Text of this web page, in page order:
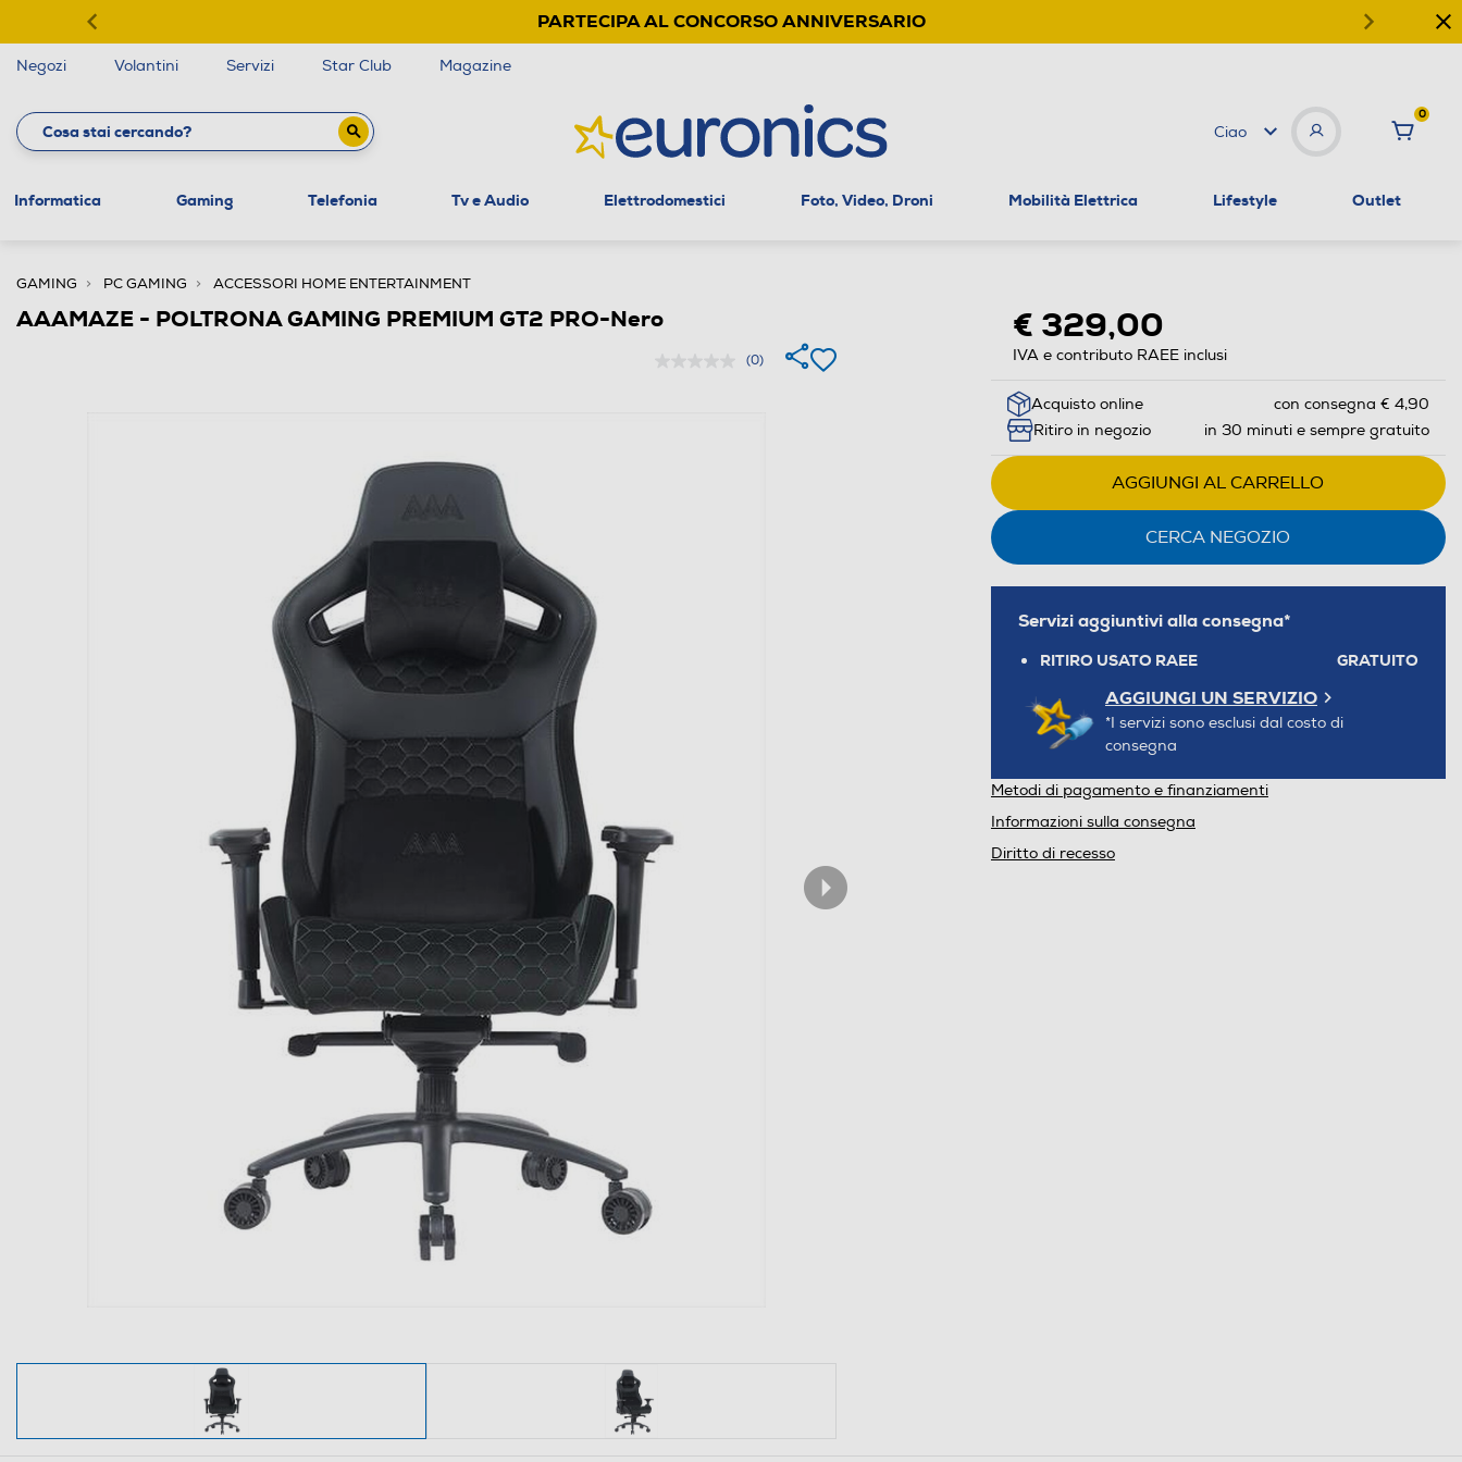
PARTECIPA AL CONCORSO ANNIVERSARIO
Negozi Volantini Servizi Star Club Magazine
Ciao
0
Informatica Gaming Telefonia Tv e Audio Elettrodomestici Foto, Video, Droni Mobilità Elettrica Lifestyle Outlet
GAMING PC GAMING ACCESSORI HOME ENTERTAINMENT
AAAMAZE - POLTRONA GAMING PREMIUM GT2 PRO-Nero
(0)
€ 329,00
IVA e contributo RAEE inclusi
Acquisto online
con consegna € 4,90
Ritiro in negozio
in 30 minuti e sempre gratuito
AGGIUNGI AL CARRELLO
CERCA NEGOZIO
Servizi aggiuntivi alla consegna*
RITIRO USATO RAEE GRATUITO
AGGIUNGI UN SERVIZIO
*I servizi sono esclusi dal costo di
consegna
Metodi di pagamento e finanziamenti
Informazioni sulla consegna
Diritto di recesso